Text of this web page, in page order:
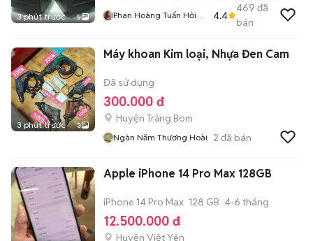
3 phút trước 5
Phan Hoàng Tuấn Hỏi
4.4
469 đã
bán
3 phút trước 3
Máy khoan Kim loại, Nhựa Đen Cam
Đã sử dụng
300.000 đ
Huyện Trảng Bom
Ngàn Năm Thương Hoài 2 đã bán
Apple iPhone 14 Pro Max 128GB
iPhone 14 Pro Max 128 GB 4-6 tháng
12.500.000 đ
Huyện Việt Yên